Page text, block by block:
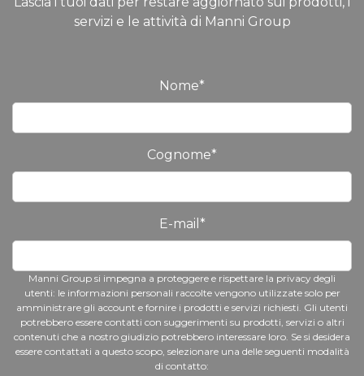
servizi e le attività di Manni Group
Nome*
Cognome*
E-mail *
Manni Group si impegna a proteggere e rispettare la privacy degli
utenti: le informazioni personali raccolte vengono utilizzate solo per
amministrare gli account e fornire i prodotti e servizi richiesti. Gli utenti
potrebbero essere contatti con suggerimenti su prodotti, servizi o altri
contenuti che a nostro giudizio potrebbero interessare loro. Se si desidera
essere contattati a questo scopo, selezionare una delle seguenti modalità
di contatto: